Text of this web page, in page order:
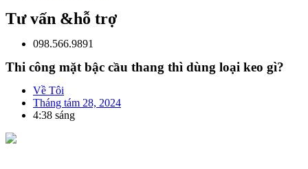
Tư vấn &hỗ trợ
098.566.9891
Thi công mặt bậc cầu thang thì dùng loại keo gì?
Về Tôi
Tháng tám 28, 2024
4:38 sáng